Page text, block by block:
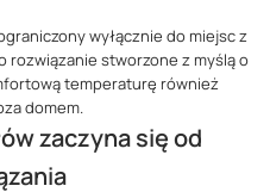
wyłącznie do miejsc z
rozwiązanie stworzone z myślą o
temperaturę również
domem.
zaczyna się od